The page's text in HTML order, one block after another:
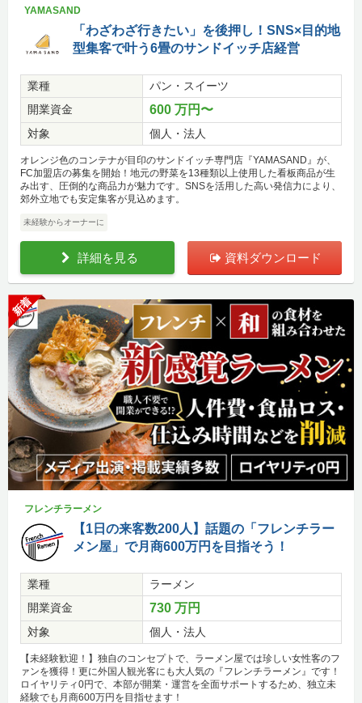
YAMASAND
「わざわざ行きたい」を後押し！SNS×目的地
型集客で叶う6畳のサンドイッチ店経営
業種
パン・スイーツ
開業資金
600 万円〜
対象 個人・法人
オレンジ色のコンテナが目印のサンドイッチ専門店『YAMASAND』が、
FC加盟店の募集を開始！地元の野菜を13種類以上使用した看板商品が生
み出す、圧倒的な商品力が魅力です。SNSを活用した高い発信力により、
郊外立地でも安定集客が見込めます。
未経験からオーナーに
詳細を見る 資料ダウンロード
新着
フレンチラーメン
【1日の来客数200人】話題の「フレンチラー
メン屋」で月商600万円を目指そう！
業種
ラーメン
開業資金
730 万円
対象 個人・法人
【未経験歓迎！】独自のコンセプトで、ラーメン屋では珍しい女性客のフ
ァンを獲得！更に外国人観光客にも大人気の『フレンチラーメン』です！
ロイヤリティ0円で、本部が開業・運営を全面サポートするため、独立未
経験でも月商600万円を目指せます！